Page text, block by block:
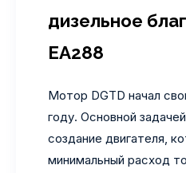
дизельное
EA288
Мотор DGTD начал
году. Основной
создание двигателя,
минимальный расход